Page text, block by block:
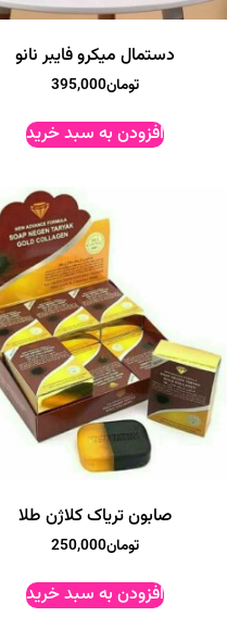
دستمال میکرو فایبر نانو
تومان395,000
افزودن به سبد خرید
صابون تریاک کلاژن طلا
تومان250,000
افزودن به سبد خرید